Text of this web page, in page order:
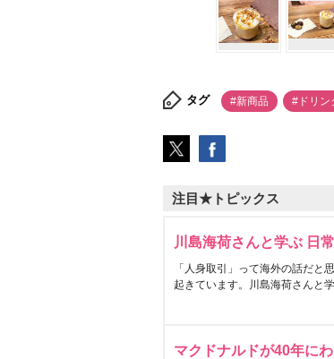
タグ #新商品 #ドリン
注目★トピックス
川島海荷さんと学ぶ 日
「人身取引」って海外の話だと
起きています。川島海荷さんと
マクドナルドが40年に